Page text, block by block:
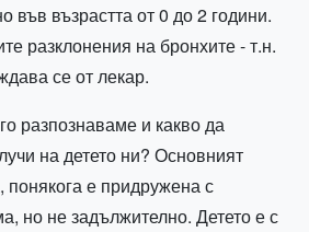
във възрастта от 0 до 2 години.
разклонения на бронхите - т.н.
се от лекар.
разпознаваме и какво да
на детето ни? Основният
е придружена с
но не задължително. Детето е с